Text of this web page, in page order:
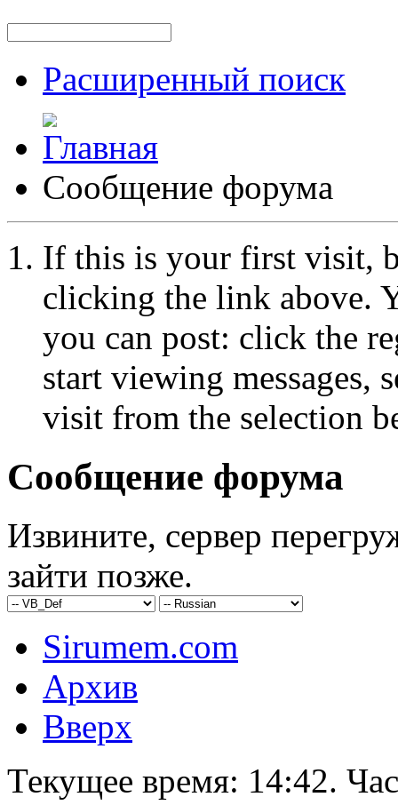
Расширенный поиск
Сообщение форума
If this is your first visit,
clicking the link above.
you can post: click the
start viewing messages,
visit from the selection
Сообщение форума
Извините, сервер
зайти позже.
Sirumem.com
Архив
Вверх
Текущее время: 14:42.